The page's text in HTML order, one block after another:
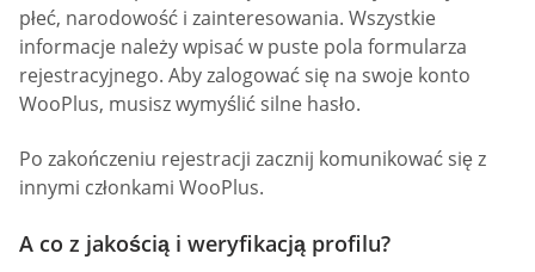
płeć, narodowość i zainteresowania. Wszystkie
informacje należy wpisać w puste pola formularza
rejestracyjnego. Aby zalogować się na swoje konto
WooPlus, musisz wymyślić silne hasło.
Po zakończeniu rejestracji zacznij komunikować się z
innymi członkami WooPlus.
A co z jakością i weryfikacją profilu?